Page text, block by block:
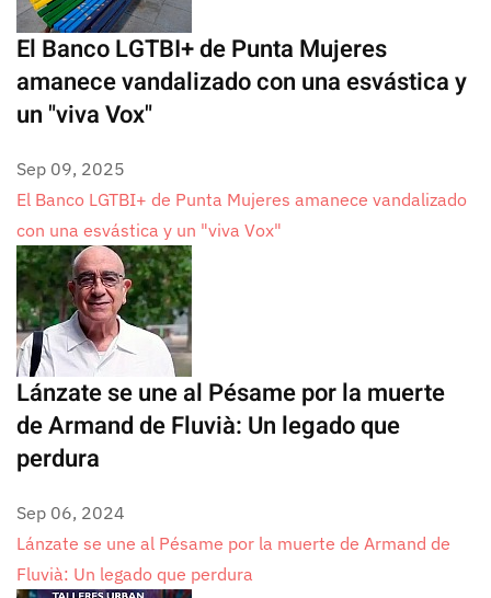
El Banco LGTBI+ de Punta Mujeres
amanece vandalizado con una esvástica y
un "viva Vox"
Sep 09, 2025
El Banco LGTBI+ de Punta Mujeres amanece vandalizado
con una esvástica y un "viva Vox"
Lánzate se une al Pésame por la muerte
de Armand de Fluvià: Un legado que
perdura
Sep 06, 2024
Lánzate se une al Pésame por la muerte de Armand de
Fluvià: Un legado que perdura